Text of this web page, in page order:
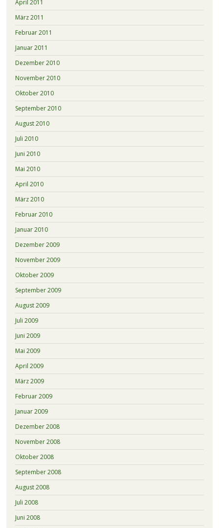
April 2011
März 2011
Februar 2011
Januar 2011
Dezember 2010
November 2010
Oktober 2010
September 2010
August 2010
Juli 2010
Juni 2010
Mai 2010
April 2010
März 2010
Februar 2010
Januar 2010
Dezember 2009
November 2009
Oktober 2009
September 2009
August 2009
Juli 2009
Juni 2009
Mai 2009
April 2009
März 2009
Februar 2009
Januar 2009
Dezember 2008
November 2008
Oktober 2008
September 2008
August 2008
Juli 2008
Juni 2008